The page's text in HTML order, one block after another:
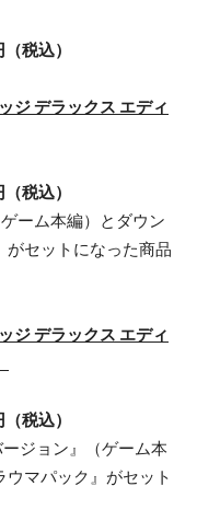
（税込）
ジデラックス エディ
（税込）
ーム本編）とダウン
がセットになった商品
ジデラックス エディ
（税込）
ジョン』（ゲーム本
マパック』がセット